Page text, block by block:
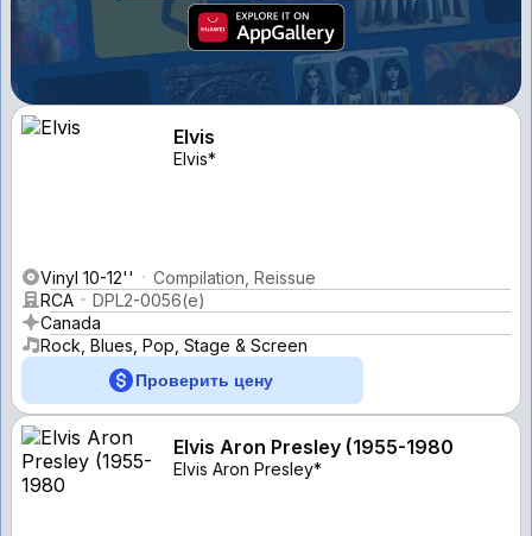
Elvis
Elvis*
Vinyl 10-12''
Compilation, Reissue
RCA
DPL2-0056(e)
Canada
Rock, Blues, Pop, Stage & Screen
Проверить цену
Elvis Aron Presley (1955-1980
Elvis Aron Presley*